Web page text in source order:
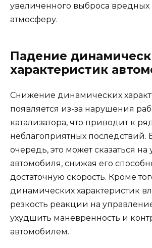
увеличенного выброса вредных
атмосферу.
Падение
характеристик
Снижение динамических
появляется из-за нарушения
катализатора, что приводит к
неблагоприятных последствий.
очередь, это может сказаться
автомобиля, снижая его
достаточную скорость. Кроме
динамических характеристик
резкость реакции на
ухудшить маневренность и
автомобилем.